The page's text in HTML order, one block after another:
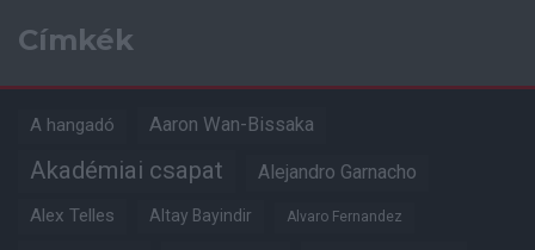
Címkék
A hangadó Aaron Wan-Bissaka
Akadémiai csapat Alejandro Garnacho
Alex Telles Altay Bayindir Alvaro Fernandez